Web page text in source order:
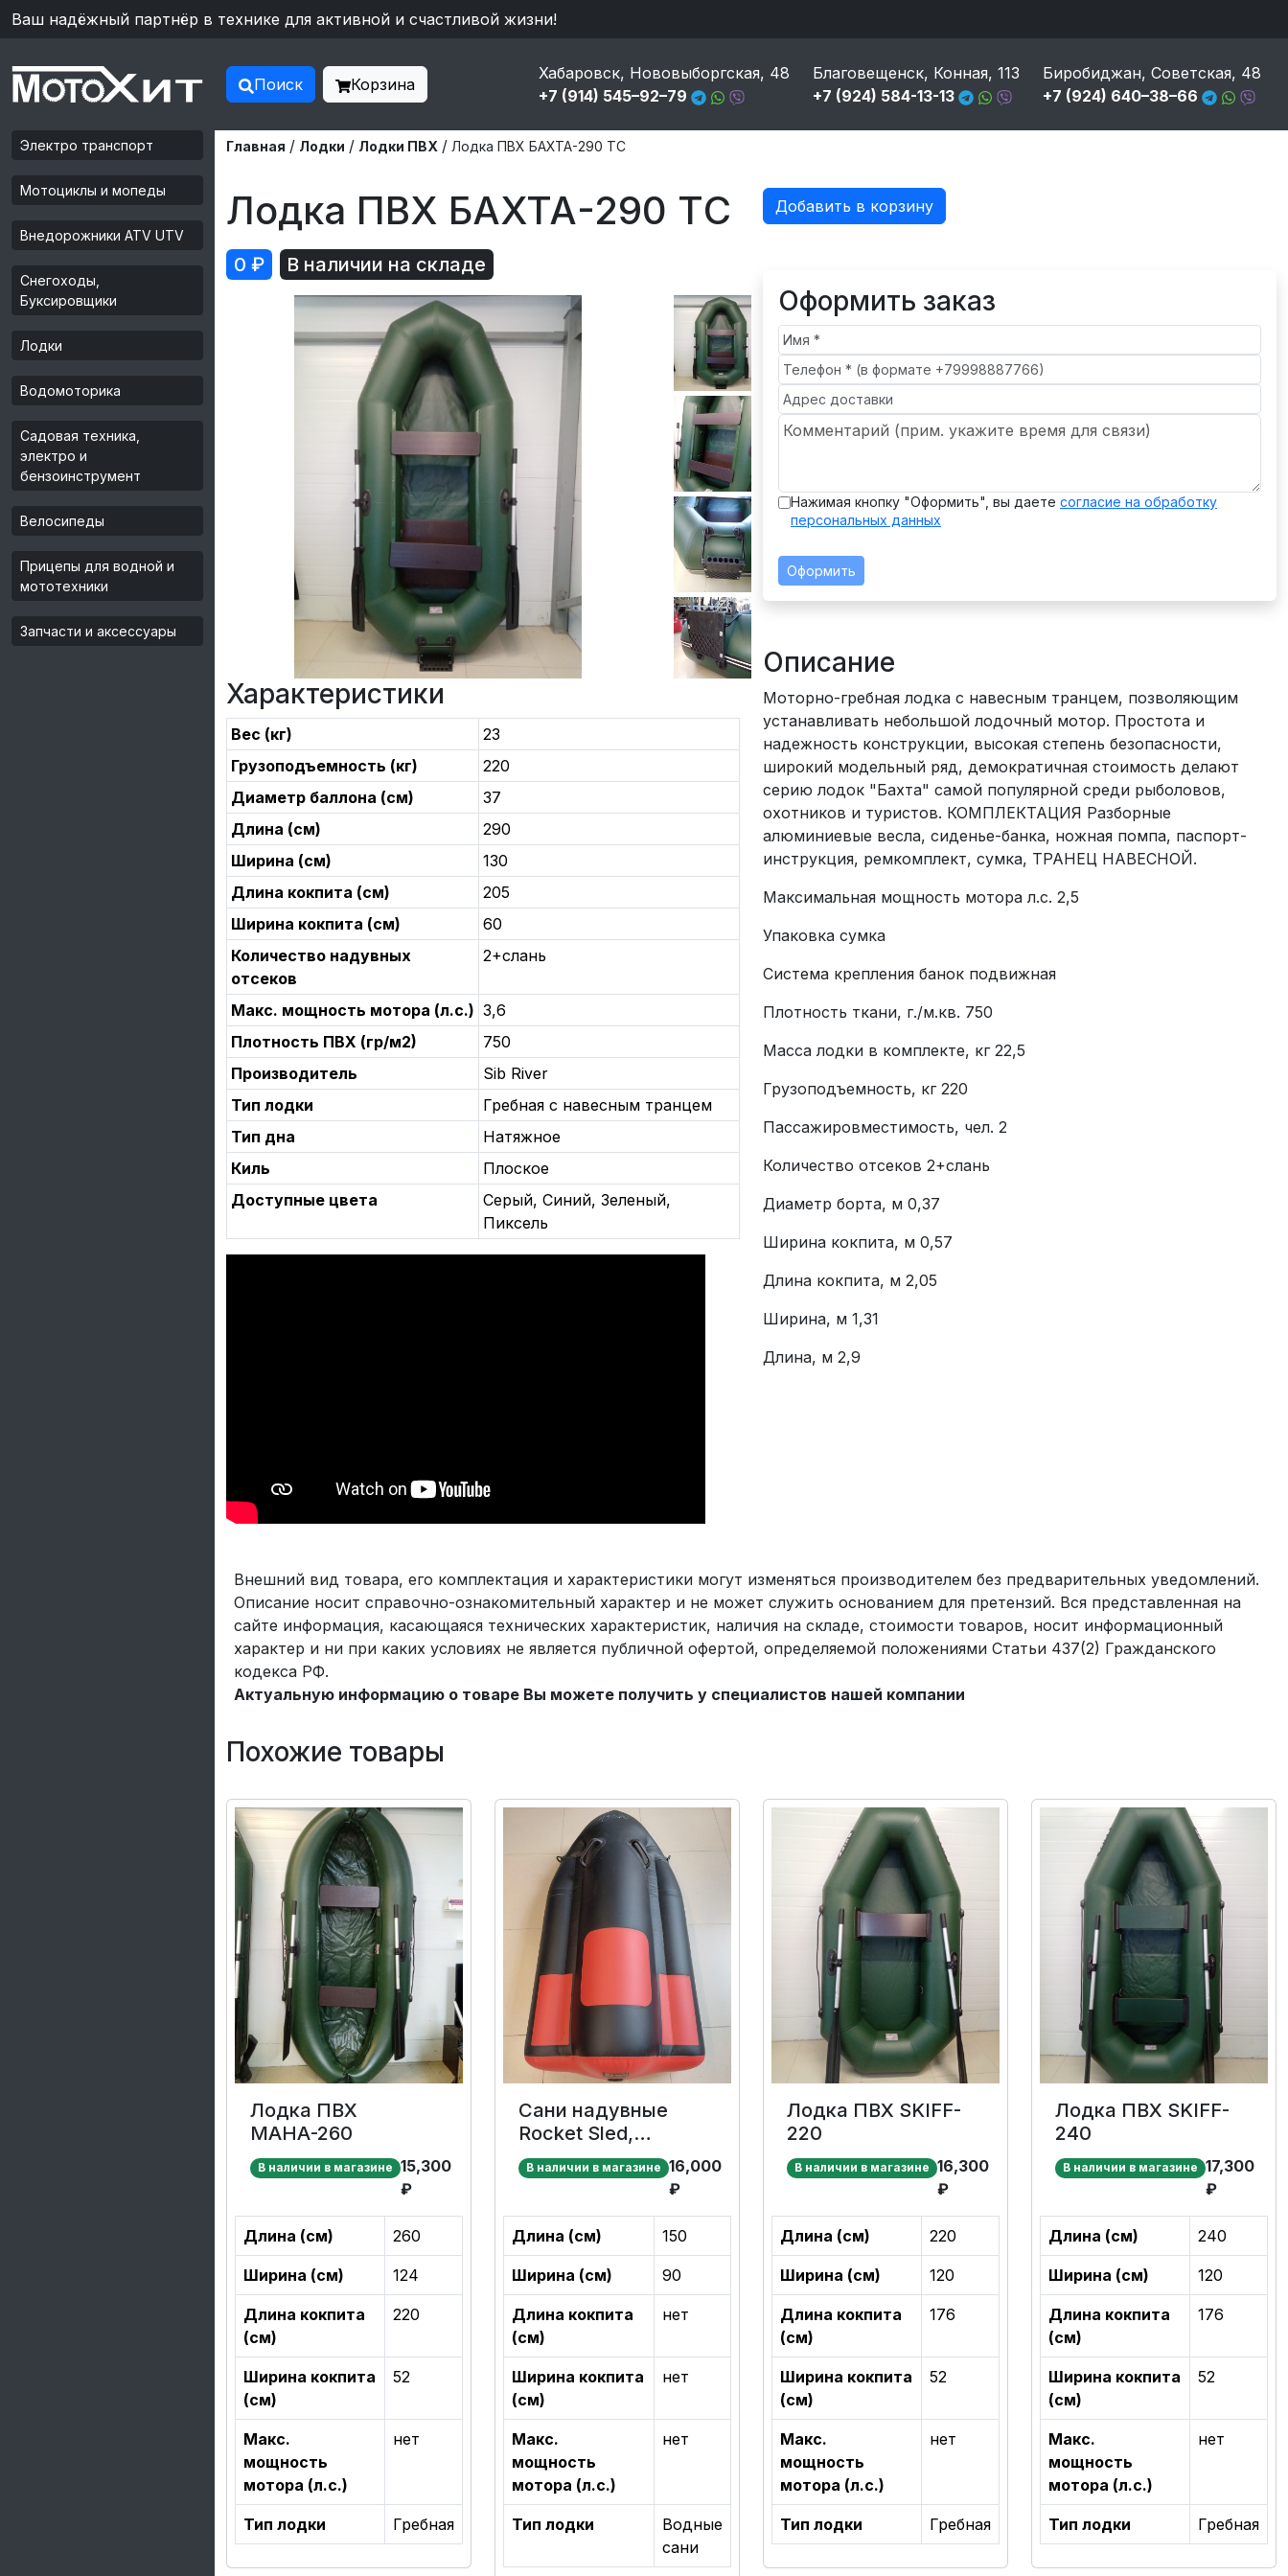
Ваш надёжный партнёр в технике для активной и счастливой жизни!
Поиск Корзина
Хабаровск, Нововыборгская, 48
+7 (914) 545–92–79
Благовещенск, Конная, 113
+7 (924) 584-13-13
Биробиджан, Советская, 48
+7 (924) 640–38–66
Электро транспорт
Мотоциклы и мопеды
Внедорожники ATV UTV
Снегоходы,
Буксировщики
Лодки
Водомоторика
Садовая техника,
электро и
бензоинструмент
Велосипеды
Прицепы для водной и
мототехники
Запчасти и аксессуары
Главная / Лодки / Лодки ПВХ / Лодка ПВХ БАХТА-290 ТC
Лодка ПВХ БАХТА-290 ТC
0 ₽ В наличии на складе
Характеристики
Вес (кг)
23
Грузоподъемность (кг)
220
Диаметр баллона (см)
37
Длина (см)
290
Ширина (см)
130
Длина кокпита (см)
205
Ширина кокпита (см)
60
Количество надувных
отсеков
2+слань
Макс. мощность мотора (л.с.) 3,6
Плотность ПВХ (гр/м2)
750
Производитель
Sib River
Тип лодки
Гребная с навесным транцем
Тип дна
Натяжное
Киль
Плоское
Доступные цвета
Серый, Синий, Зеленый,
Пиксель
Добавить в корзину
Оформить заказ
Нажимая кнопку "Оформить", вы даете согласие на обработку
персональных данных
Оформить
Описание
Моторно-гребная лодка с навесным транцем, позволяющим
устанавливать небольшой лодочный мотор. Простота и
надежность конструкции, высокая степень безопасности,
широкий модельный ряд, демократичная стоимость делают
серию лодок "Бахта" самой популярной среди рыболовов,
охотников и туристов. КОМПЛЕКТАЦИЯ Разборные
алюминиевые весла, сиденье-банка, ножная помпа, паспорт-
инструкция, ремкомплект, сумка, ТРАНЕЦ НАВЕСНОЙ.
Максимальная мощность мотора л.с. 2,5
Упаковка cумка
Система крепления банок подвижная
Плотность ткани, г./м.кв. 750
Масса лодки в комплекте, кг 22,5
Грузоподъемность, кг 220
Пассажировместимость, чел. 2
Количество отсеков 2+слань
Диаметр борта, м 0,37
Ширина кокпита, м 0,57
Длина кокпита, м 2,05
Ширина, м 1,31
Длина, м 2,9
Внешний вид товара, его комплектация и характеристики могут изменяться производителем без предварительных уведомлений.
Описание носит справочно-ознакомительный характер и не может служить основанием для претензий. Вся представленная на
сайте информация, касающаяся технических характеристик, наличия на складе, стоимости товаров, носит информационный
характер и ни при каких условиях не является публичной офертой, определяемой положениями Статьи 437(2) Гражданского
кодекса РФ.
Актуальную информацию о товаре Вы можете получить у специалистов нашей компании
Похожие товары
Лодка ПВХ
МАНА-260
В наличии в магазине 15,300
₽
Длина (см) 260
Ширина (см) 124
Длина кокпита
(см)
220
Ширина кокпита
(см)
52
Макс.
мощность
мотора (л.с.)
нет
Тип лодки Гребная
Сани надувные
Rocket Sled,
одноместные
В наличии в магазине 16,000
₽
Длина (см) 150
Ширина (см) 90
Длина кокпита
(см)
нет
Ширина кокпита
(см)
нет
Макс.
мощность
мотора (л.с.)
нет
Тип лодки
Водные
сани
Лодка ПВХ SKIFF-
220
В наличии в магазине 16,300
₽
Длина (см) 220
Ширина (см) 120
Длина кокпита
(см)
176
Ширина кокпита
(см)
52
Макс.
мощность
мотора (л.с.)
нет
Тип лодки Гребная
Лодка ПВХ SKIFF-
240
В наличии в магазине 17,300
₽
Длина (см) 240
Ширина (см) 120
Длина кокпита
(см)
176
Ширина кокпита
(см)
52
Макс.
мощность
мотора (л.с.)
нет
Тип лодки Гребная